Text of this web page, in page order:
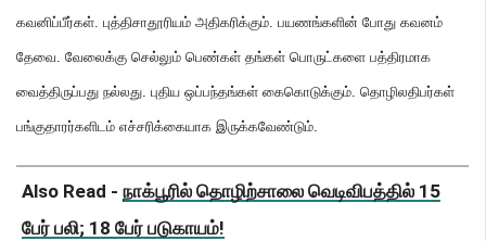
கவனிப்பீர்கள். புத்திசாதூரியம் அதிகரிக்கும். பயணங்களின் போது கவனம்
தேவை. வேலைக்கு செல்லும் பெண்கள் தங்கள் பொருட்களை பத்திரமாக
வைத்திருப்பது நல்லது. புதிய ஒப்பந்தங்கள் கைகொடுக்கும். தொழிலதிபர்கள்
பங்குதாரர்களிடம் எச்சரிக்கையாக இருக்கவேண்டும்.
Also Read - நாக்பூரில் தொழிற்சாலை வெடிவிபத்தில் 15
பேர் பலி; 18 பேர் படுகாயம்!